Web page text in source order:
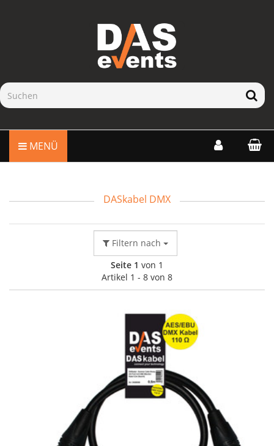
MENÜ
DASkabel DMX
Filtern nach
Seite 1 von 1
Artikel 1 - 8 von 8